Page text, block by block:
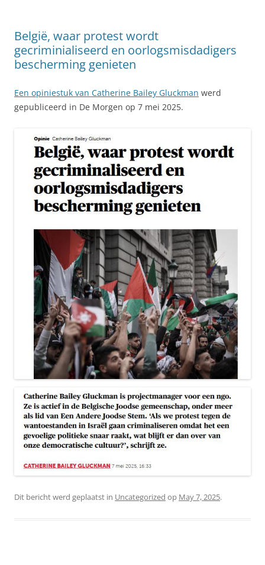
België, waar protest wordt
gecriminialiseerd en oorlogsmisdadigers
bescherming genieten
Een opiniestuk van Catherine Bailey Gluckman werd
gepubliceerd in De Morgen op 7 mei 2025.
Dit bericht werd geplaatst in Uncategorized op May 7, 2025.